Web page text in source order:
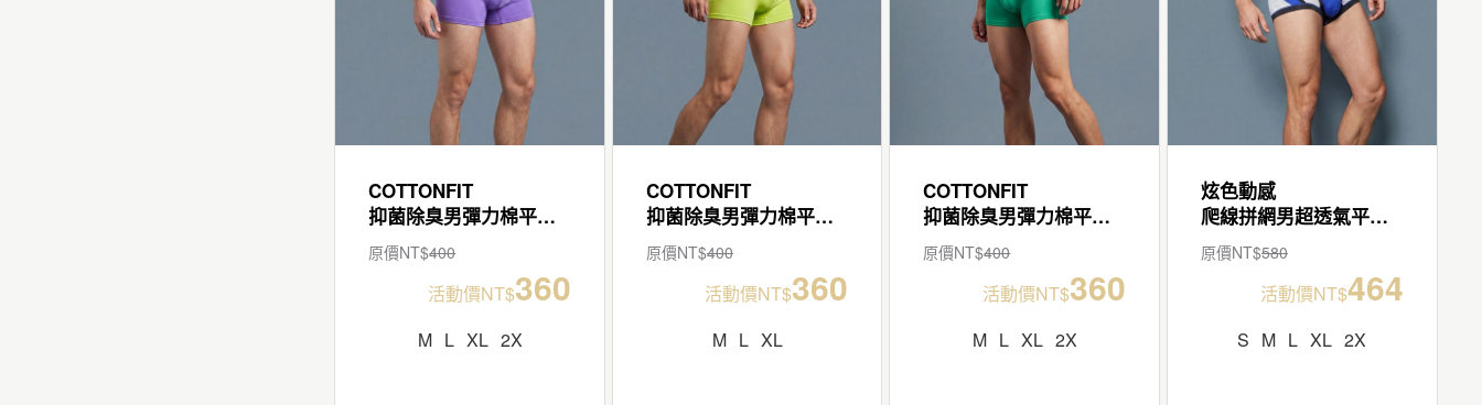
COTTONFIT
抑菌除臭男彈力棉平口褲
原價NT$400
活動價NT$360
M L XL 2X
COTTONFIT
抑菌除臭男彈力棉平口褲
原價NT$400
活動價NT$360
M L XL
COTTONFIT
抑菌除臭男彈力棉平口褲
原價NT$400
活動價NT$360
M L XL 2X
炫色動感
爬線拼網男超透氣平口褲
原價NT$580
活動價NT$464
S M L XL 2X